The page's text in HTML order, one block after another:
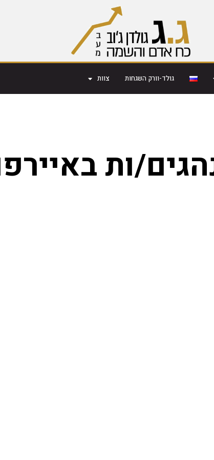
גולד-וורק השגחות צוות
ות